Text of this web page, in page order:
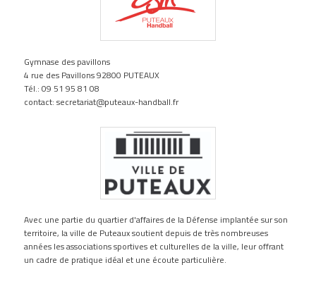
Gymnase des pavillons
4 rue des Pavillons 92800 PUTEAUX
Tél.: 09 51 95 81 08
contact: secretariat@puteaux-handball.fr
Avec une partie du quartier d'affaires de la Défense implantée sur son
territoire, la ville de Puteaux soutient depuis de très nombreuses
années les associations sportives et culturelles de la ville, leur offrant
un cadre de pratique idéal et une écoute particulière.